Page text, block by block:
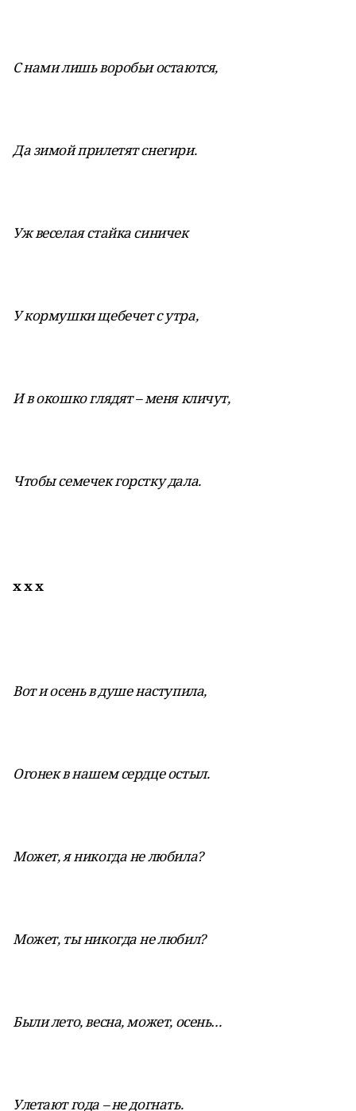
С нами лишь воробьи остаются,
Да зимой прилетят снегири.
Уж веселая стайка синичек
У кормушки щебечет с утра,
И в окошко глядят – меня кличут,
Чтобы семечек горстку дала.
х х х
Вот и осень в душе наступила,
Огонек в нашем сердце остыл.
Может, я никогда не любила?
Может, ты никогда не любил?
Были лето, весна, может, осень…
Улетают года – не догнать.